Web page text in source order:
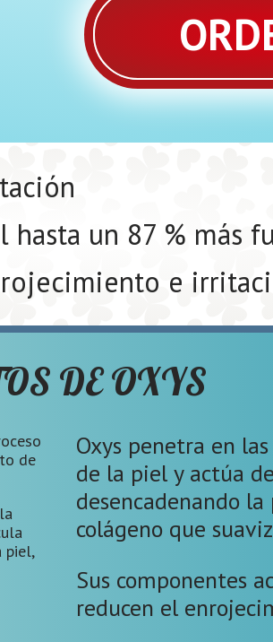
un 87 % más
e
DE OXYS
de
piel,
Oxys penetra en
de la piel y actúa
desencadenando
colágeno que
Sus componentes
reducen el